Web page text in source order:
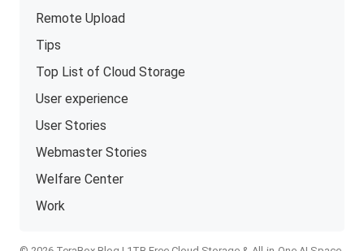
Remote Upload
Tips
Top List of Cloud Storage
User experience
User Stories
Webmaster Stories
Welfare Center
Work